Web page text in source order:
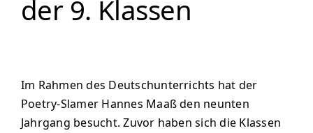
Schulleben
der 9. Klassen
Im Rahmen des Deutschunterrichts hat der
Poetry-Slamer Hannes Maaß den neunten
Jahrgang besucht. Zuvor haben sich die Klassen